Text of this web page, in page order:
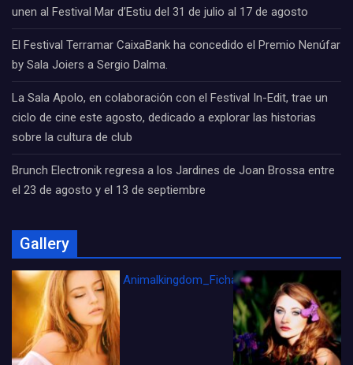
unen al Festival Mar d’Estiu del 31 de julio al 17 de agosto
El Festival Terramar CaixaBank ha concedido el Premio Nenúfar
by Sala Joiers a Sergio Dalma.
La Sala Apolo, en colaboración con el Festival In-Edit, trae un
ciclo de cine este agosto, dedicado a explorar las historias
sobre la cultura de club
Brunch Electronik regresa a los Jardines de Joan Brossa entre
el 23 de agosto y el 13 de septiembre
Gallery
Animalkingdom_FichaCine